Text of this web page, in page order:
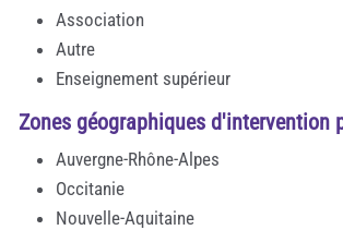
Association
Autre
Enseignement supérieur
Zones géographiques d'intervention
Auvergne-Rhône-Alpes
Occitanie
Nouvelle-Aquitaine